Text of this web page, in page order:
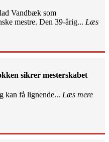
Vandbæk som
mestre. Den 39-årig... Læs
sikrer mesterskabet
kan få lignende... Læs mere